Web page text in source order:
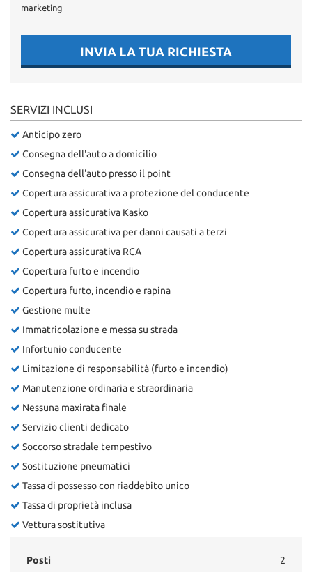
marketing
INVIA LA TUA RICHIESTA
SERVIZI INCLUSI
Anticipo zero
Consegna dell'auto a domicilio
Consegna dell'auto presso il point
Copertura assicurativa a protezione del conducente
Copertura assicurativa Kasko
Copertura assicurativa per danni causati a terzi
Copertura assicurativa RCA
Copertura furto e incendio
Copertura furto, incendio e rapina
Gestione multe
Immatricolazione e messa su strada
Infortunio conducente
Limitazione di responsabilità (furto e incendio)
Manutenzione ordinaria e straordinaria
Nessuna maxirata finale
Servizio clienti dedicato
Soccorso stradale tempestivo
Sostituzione pneumatici
Tassa di possesso con riaddebito unico
Tassa di proprietà inclusa
Vettura sostitutiva
Posti 2